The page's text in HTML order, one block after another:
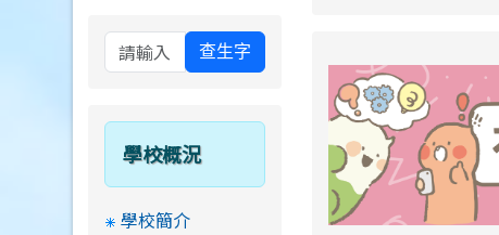
查生字
學校概況
學校簡介